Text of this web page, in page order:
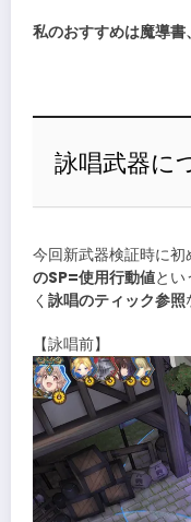
私のおすすめは魔導書
詠唱武器に
今回新武器検証時に
のSP=使用行動値とい
く 詠唱のティック参照
【詠唱前】